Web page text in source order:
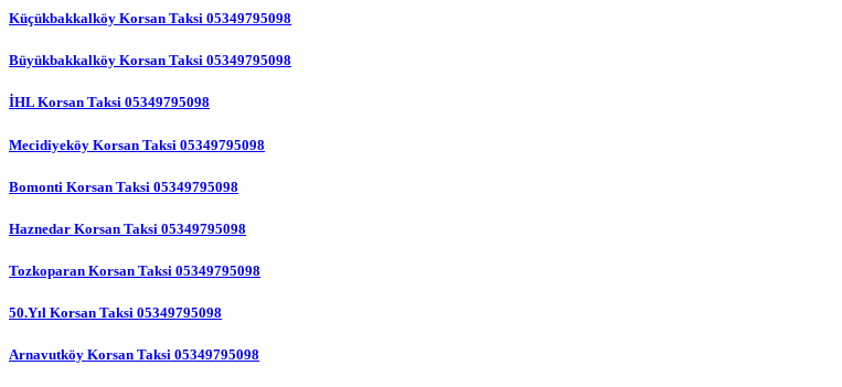
Küçükbakkalköy Korsan Taksi 05349795098
Büyükbakkalköy Korsan Taksi 05349795098
İHL Korsan Taksi 05349795098
Mecidiyeköy Korsan Taksi 05349795098
Bomonti Korsan Taksi 05349795098
Haznedar Korsan Taksi 05349795098
Tozkoparan Korsan Taksi 05349795098
50.Yıl Korsan Taksi 05349795098
Arnavutköy Korsan Taksi 05349795098